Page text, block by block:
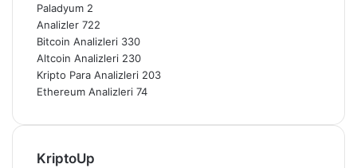
Paladyum 2
Analizler 722
Bitcoin Analizleri 330
Altcoin Analizleri 230
Kripto Para Analizleri 203
Ethereum Analizleri 74
KriptoUp